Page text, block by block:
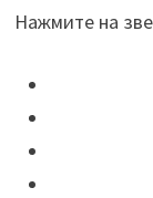
Нажмите на